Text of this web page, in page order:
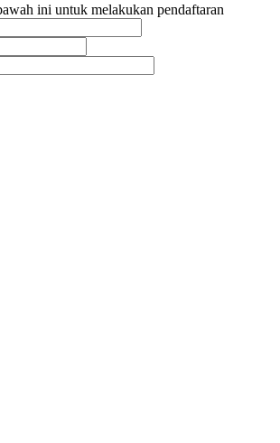
ini untuk melakukan pendaftaran